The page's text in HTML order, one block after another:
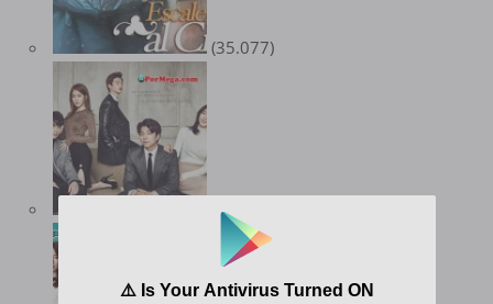
(35.077)
(32.105)